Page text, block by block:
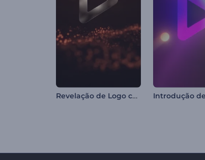
Revelação de Logo com Ondas de Partículas